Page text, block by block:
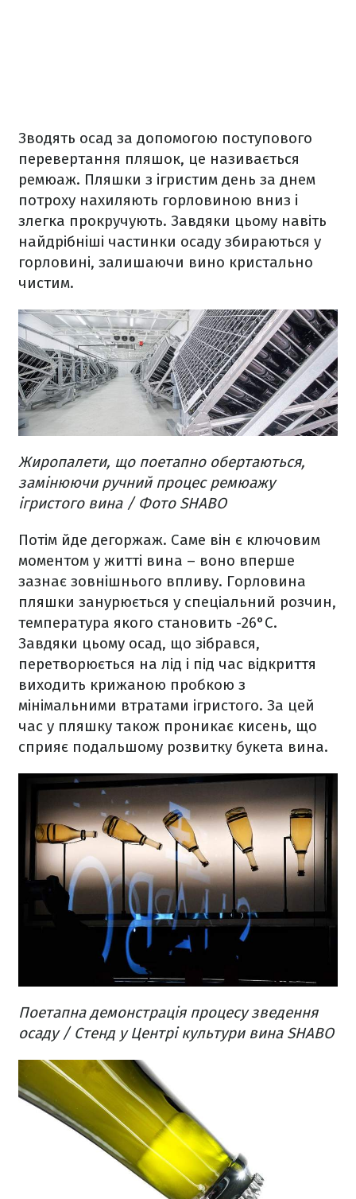
Зводять осад за допомогою поступового
перевертання пляшок, це називається
ремюаж. Пляшки з ігристим день за днем
потроху нахиляють горловиною вниз і
злегка прокручують. Завдяки цьому навіть
найдрібніші частинки осаду збираються у
горловині, залишаючи вино кристально
чистим.
Жиропалети, що поетапно обертаються,
замінюючи ручний процес ремюажу
ігристого вина / Фото SHABO
Потім йде дегоржаж. Саме він є ключовим
моментом у житті вина – воно вперше
зазнає зовнішнього впливу. Горловина
пляшки занурюється у спеціальний розчин,
температура якого становить -26°C.
Завдяки цьому осад, що зібрався,
перетворюється на лід і під час відкриття
виходить крижаною пробкою з
мінімальними втратами ігристого. За цей
час у пляшку також проникає кисень, що
сприяє подальшому розвитку букета вина.
Поетапна демонстрація процесу зведення
осаду / Стенд у Центрі культури вина SHABO